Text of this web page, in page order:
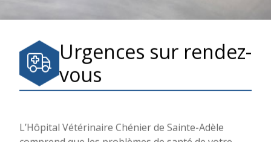
Urgences sur rendez-
vous
L’Hôpital Vétérinaire Chénier de Sainte-Adèle